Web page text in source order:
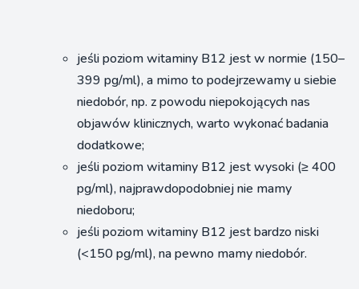
jeśli poziom witaminy B12 jest w normie (150–
399 pg/ml), a mimo to podejrzewamy u siebie
niedobór, np. z powodu niepokojących nas
objawów klinicznych, warto wykonać badania
dodatkowe;
jeśli poziom witaminy B12 jest wysoki (≥ 400
pg/ml), najprawdopodobniej nie mamy
niedoboru;
jeśli poziom witaminy B12 jest bardzo niski
(<150 pg/ml), na pewno mamy niedobór.